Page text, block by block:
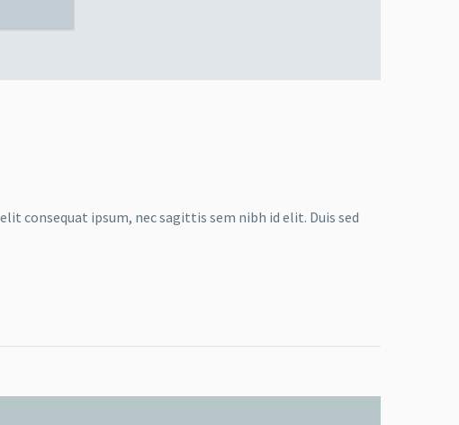
consequat ipsum, nec sagittis sem nibh id elit. Duis sed